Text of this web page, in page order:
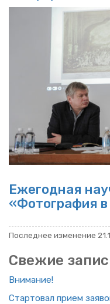
Еже­год­ная
«Фо­то­гра­фия
По­след­нее из­ме­не­ние
Све­жие
Вни­ма­ние!
Стар­то­вал прием